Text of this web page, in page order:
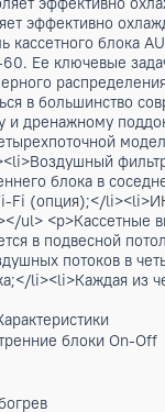
позволяет
60. Ее
в
и
внутреннего